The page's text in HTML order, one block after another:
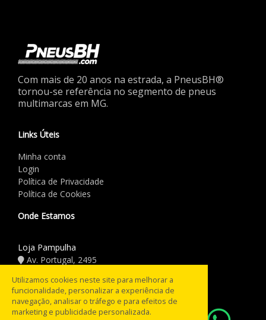
Com mais de 20 anos na estrada, a PneusBH®
tornou-se referência no segmento de pneus
multimarcas em MG.
Links Úteis
Minha conta
Login
Política de Privacidade
Política de Cookies
Onde Estamos
Loja Pampulha
Av. Portugal, 2495
Horário de Funcionamento
Seg a Sex: 08:00 às 18:00
Utilizamos cookies neste site para melhorar a
funcionalidade, personalizar a experiência de
navegação, analisar o tráfego e para efeitos de
marketing e publicidade personalizada.